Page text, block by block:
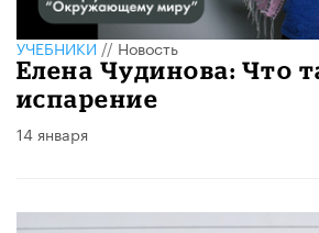
УЧЕБНИКИ//Новость
Елена Чудинова: Что
испарение
14 января